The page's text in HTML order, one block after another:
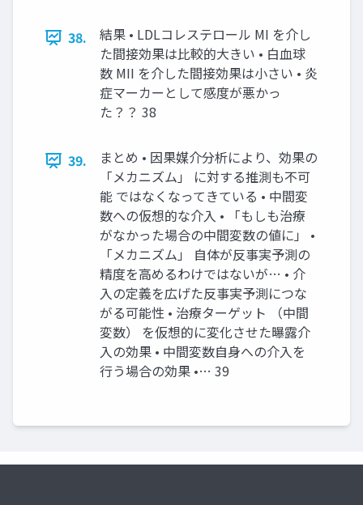
38.
結果 • LDLコレステロール MI を介し
た間接効果は比較的大きい • 白血球
数 MII を介した間接効果は小さい • 炎
症マーカーとして感度が悪かっ
た？？ 38
39.
まとめ • 因果媒介分析により、効果の
「メカニズム」 に対する推測も不可
能 ではなくなってきている • 中間変
数への仮想的な介入 • 「もしも治療
がなかった場合の中間変数の値に」 •
「メカニズム」 自体が反事実予測の
精度を高めるわけではないが… • 介
入の定義を広げた反事実予測につな
がる可能性 • 治療ターゲット （中間
変数） を仮想的に変化させた曝露介
入の効果 • 中間変数自身への介入を
行う場合の効果 •… 39